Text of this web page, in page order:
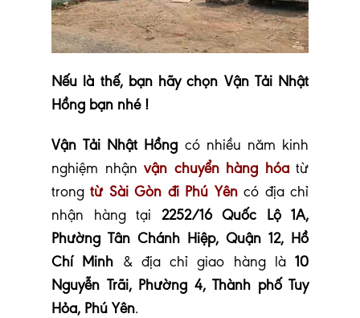
Nếu là thế, bạn hãy chọn Vận Tải Nhật
Hồng bạn nhé !
Vận Tải Nhật Hồng có nhiều năm kinh
nghiệm nhận vận chuyển hàng hóatừ
trongtừ Sài Gòn đi Phú Yêncó địa chỉ
nhận hàng tại 2252/16 Quốc Lộ 1A,
Phường Tân Chánh Hiệp, Quận 12, Hồ
Chí Minh & địa chỉ giao hàng là 10
Nguyễn Trãi, Phường 4, Thành phố Tuy
Hỏa, Phú Yên.